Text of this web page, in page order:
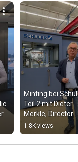
Minting bei
Teil 2 mit Dieter
Merkle, Director
Global Minting
1.8K views